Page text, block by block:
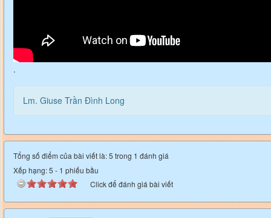
.
Lm. Giuse Trần Đình Long
Tổng số điểm của bài viết là: 5 trong 1 đánh giá
Xếp hạng:5 - 1 phiếu bầu
Click để đánh giá bài viết